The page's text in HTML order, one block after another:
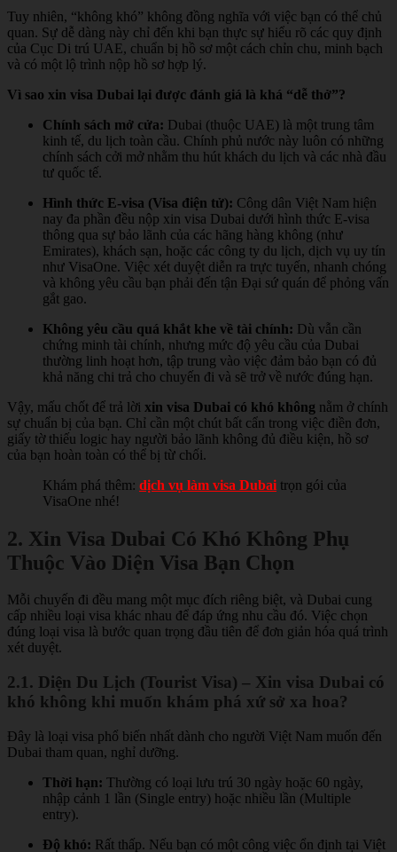
Tuy nhiên, “không khó” không đồng nghĩa với việc bạn có thể chủ
quan. Sự dễ dàng này chỉ đến khi bạn thực sự hiểu rõ các quy định
của Cục Di trú UAE, chuẩn bị hồ sơ một cách chỉn chu, minh bạch
và có một lộ trình nộp hồ sơ hợp lý.
Vì sao xin visa Dubai lại được đánh giá là khá “dễ thở”?
Chính sách mở cửa: Dubai (thuộc UAE) là một trung tâm
kinh tế, du lịch toàn cầu. Chính phủ nước này luôn có những
chính sách cởi mở nhằm thu hút khách du lịch và các nhà đầu
tư quốc tế.
Hình thức E-visa (Visa điện tử): Công dân Việt Nam hiện
nay đa phần đều nộp xin visa Dubai dưới hình thức E-visa
thông qua sự bảo lãnh của các hãng hàng không (như
Emirates), khách sạn, hoặc các công ty du lịch, dịch vụ uy tín
như VisaOne. Việc xét duyệt diễn ra trực tuyến, nhanh chóng
và không yêu cầu bạn phải đến tận Đại sứ quán để phỏng vấn
gắt gao.
Không yêu cầu quá khắt khe về tài chính: Dù vẫn cần
chứng minh tài chính, nhưng mức độ yêu cầu của Dubai
thường linh hoạt hơn, tập trung vào việc đảm bảo bạn có đủ
khả năng chi trả cho chuyến đi và sẽ trở về nước đúng hạn.
Vậy, mấu chốt để trả lời xin visa Dubai có khó không nằm ở chính
sự chuẩn bị của bạn. Chỉ cần một chút bất cẩn trong việc điền đơn,
giấy tờ thiếu logic hay người bảo lãnh không đủ điều kiện, hồ sơ
của bạn hoàn toàn có thể bị từ chối.
Khám phá thêm: dịch vụ làm visa Dubai trọn gói của
VisaOne nhé!
2. Xin Visa Dubai Có Khó Không Phụ
Thuộc Vào Diện Visa Bạn Chọn
Mỗi chuyến đi đều mang một mục đích riêng biệt, và Dubai cung
cấp nhiều loại visa khác nhau để đáp ứng nhu cầu đó. Việc chọn
đúng loại visa là bước quan trọng đầu tiên để đơn giản hóa quá trình
xét duyệt.
2.1. Diện Du Lịch (Tourist Visa) – Xin visa Dubai có
khó không khi muốn khám phá xứ sở xa hoa?
Đây là loại visa phổ biến nhất dành cho người Việt Nam muốn đến
Dubai tham quan, nghỉ dưỡng.
Thời hạn: Thường có loại lưu trú 30 ngày hoặc 60 ngày,
nhập cảnh 1 lần (Single entry) hoặc nhiều lần (Multiple
entry).
Độ khó: Rất thấp. Nếu bạn có một công việc ổn định tại Việt